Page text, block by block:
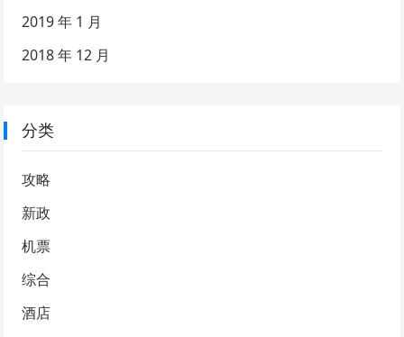
2019 年 1 月
2018 年 12 月
分类
攻略
新政
机票
综合
酒店